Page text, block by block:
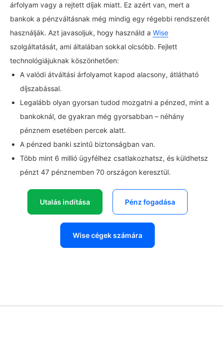
árfolyam vagy a rejtett díjak miatt. Ez azért van, mert a
bankok a pénzváltásnak még mindig egy régebbi rendszerét
használják. Azt javasoljuk, hogy használd a Wise
szolgáltatását, ami általában sokkal olcsóbb. Fejlett
technológiájuknak köszönhetően:
A valódi átváltási árfolyamot kapod alacsony, átlátható
díjszabással.
Legalább olyan gyorsan tudod mozgatni a pénzed, mint a
bankoknál, de gyakran még gyorsabban – néhány
pénznem esetében percek alatt.
A pénzed banki szintű biztonságban van.
Több mint 6 millió ügyfélhez csatlakozhatsz, és küldhetsz
pénzt 47 pénznemben 70 országon keresztül.
Utalás indítása Pénz fogadása
Wise cégek számára